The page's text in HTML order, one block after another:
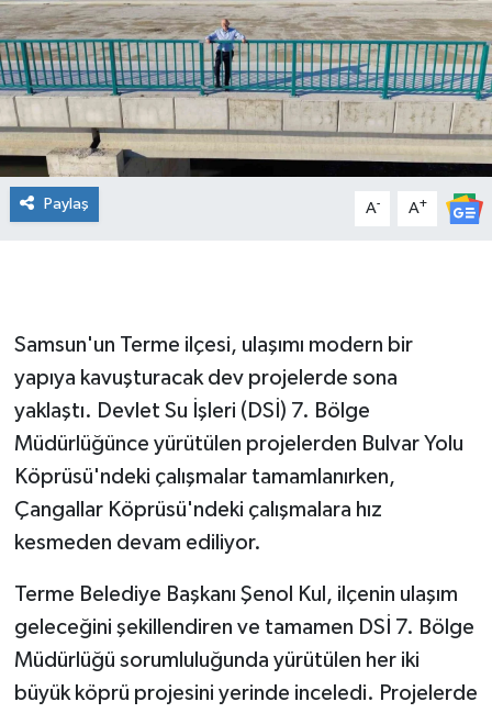
Paylaş A- A+
Samsun'un Terme ilçesi, ulaşımı modern bir
yapıya kavuşturacak dev projelerde sona
yaklaştı. Devlet Su İşleri (DSİ) 7. Bölge
Müdürlüğünce yürütülen projelerden Bulvar Yolu
Köprüsü'ndeki çalışmalar tamamlanırken,
Çangallar Köprüsü'ndeki çalışmalara hız
kesmeden devam ediliyor.
Terme Belediye Başkanı Şenol Kul, ilçenin ulaşım
geleceğini şekillendiren ve tamamen DSİ 7. Bölge
Müdürlüğü sorumluluğunda yürütülen her iki
büyük köprü projesini yerinde inceledi. Projelerde